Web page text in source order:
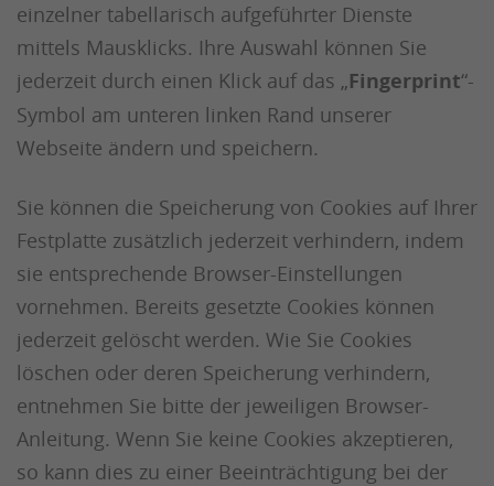
einzelner tabellarisch aufgeführter Dienste
mittels Mausklicks. Ihre Auswahl können Sie
jederzeit durch einen Klick auf das „Fingerprint“-
Symbol am unteren linken Rand unserer
Webseite ändern und speichern.
Sie können die Speicherung von Cookies auf Ihrer
Festplatte zusätzlich jederzeit verhindern, indem
sie entsprechende Browser-Einstellungen
vornehmen. Bereits gesetzte Cookies können
jederzeit gelöscht werden. Wie Sie Cookies
löschen oder deren Speicherung verhindern,
entnehmen Sie bitte der jeweiligen Browser-
Anleitung. Wenn Sie keine Cookies akzeptieren,
so kann dies zu einer Beeinträchtigung bei der